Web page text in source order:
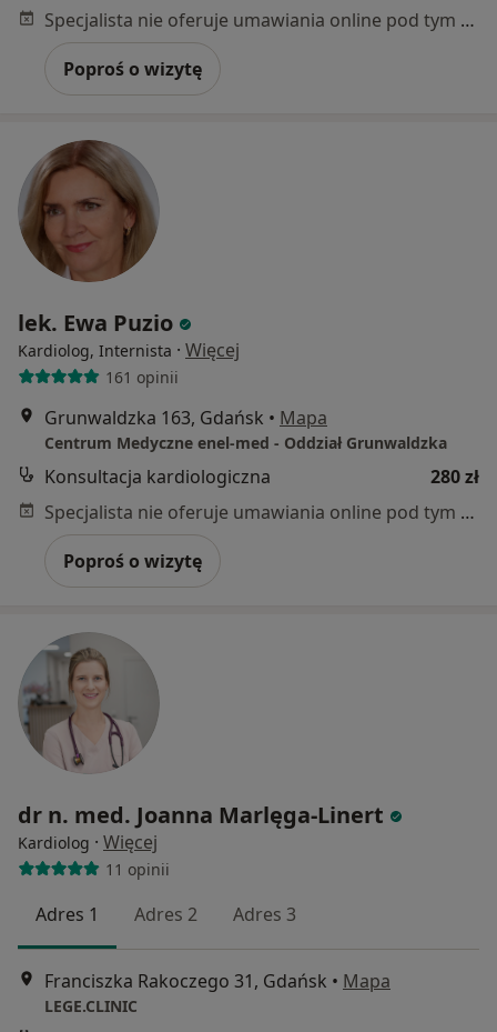
Specjalista nie oferuje umawiania online pod tym adresem.
Poproś o wizytę
lek. Ewa Puzio
Kardiolog, Internista · Więcej
161 opinii
Grunwaldzka 163, Gdańsk • Mapa
Centrum Medyczne enel-med - Oddział Grunwaldzka
Konsultacja kardiologiczna
280 zł
Specjalista nie oferuje umawiania online pod tym adresem.
Poproś o wizytę
dr n. med. Joanna Marlęga-Linert
Kardiolog · Więcej
11 opinii
Adres 1 Adres 2 Adres 3
Franciszka Rakoczego 31, Gdańsk • Mapa
LEGE.CLINIC